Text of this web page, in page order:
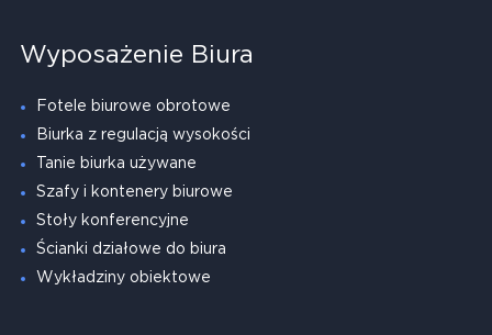
Wyposażenie Biura
Fotele biurowe obrotowe
Biurka z regulacją wysokości
Tanie biurka używane
Szafy i kontenery biurowe
Stoły konferencyjne
Ścianki działowe do biura
Wykładziny obiektowe